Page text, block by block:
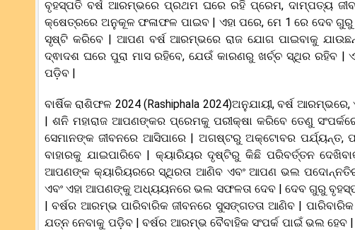
ବୃହସ୍ପତି ବର୍ଷ ଆରମ୍ଭରେ ପ୍ରଥମ ଘରେ ରହି ପ୍ରେମ, ଦାମ୍ପତ୍ୟ
କ୍ଷେତ୍ରରେ ଅନୁକୂଳ ଫଳାଫଳ ପାଇବ | ଏହା ପରେ, ମେ 1 ରେ ଦେବ
ସୃଷ୍ଟି କରିବେ | ଆପଣ ବର୍ଷ ଆରମ୍ଭରେ ରାଜ ଯୋଗ ପାଇବାକୁ
ଦ୍ଵାଦଶ ଘରେ ପୁରା ମାସ ରହିବେ, ଯେଉଁ କାରଣରୁ ଖର୍ଚ୍ଚ ସ୍ଥିର ରହିବ |
ପଡ଼ିବ |
ବାର୍ଷିକ ରାଶିଫଳ 2024 (Rashiphala 2024)ଅନୁଯାୟୀ, ବର୍ଷ
| ଶନି ମହାରାଜ ଆପଣଙ୍କର ପ୍ରେମକୁ ପରୀକ୍ଷା କରିବେ ତେଣୁ
ସେମାନଙ୍କ ଜୀବନରେ ଆସିପାରେ | ଅଗଷ୍ଟରୁ ଅକ୍ଟୋବର ପର୍ଯ୍ୟନ୍ତ,
ବାହାରକୁ ଯାଇପାରିବେ | କ୍ୟାରିୟର ଦୃଷ୍ଟିରୁ କିଛି ପରିବର୍ତ୍ତନ
ଆପଣଙ୍କ କ୍ୟାରିୟରରେ ସ୍ଥିରତା ଆଣିବ ଏବଂ ଆପଣ ଭଲ
ଏବଂ ଏହା ଆପଣଙ୍କୁ ଅଧ୍ୟୟନରେ ଭଲ ସଫଳତା ଦେବ | ଦେବ ଗୁରୁ
| ବର୍ଷର ଆରମ୍ଭ ପାରିବାରିକ ଜୀବନରେ ସୁସଙ୍ଗତତା ଆଣିବ |
ଯତ୍ନ ନେବାକୁ ପଡ଼ିବ | ବର୍ଷର ଆରମ୍ଭ ବୈବାହିକ ସଂପର୍କ ପାଇଁ ଭଲ